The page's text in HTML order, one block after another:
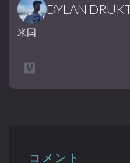
DYLAN
米国
コメント